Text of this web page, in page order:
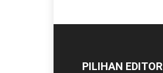
PILIHAN EDITOR